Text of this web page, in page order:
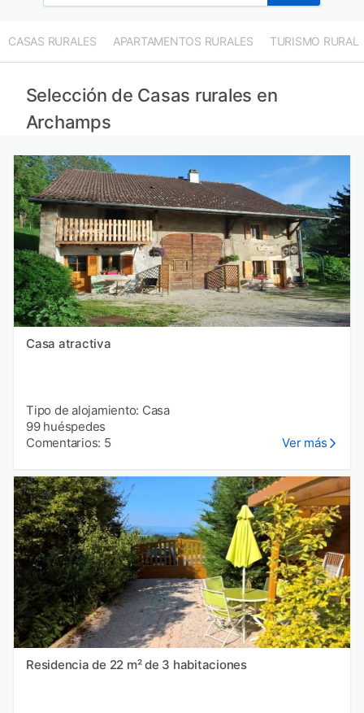
CASAS RURALES APARTAMENTOS RURALES TURISMO RURAL
Selección de Casas rurales en
Archamps
Casa atractiva
Tipo de alojamiento: Casa
99 huéspedes
Comentarios: 5
Ver más
Residencia de 22 m² de 3 habitaciones